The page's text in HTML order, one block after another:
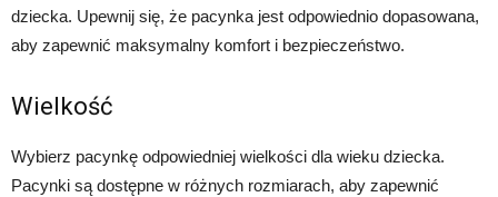
dziecka. Upewnij się, że pacynka jest odpowiednio dopasowana,
aby zapewnić maksymalny komfort i bezpieczeństwo.
Wielkość
Wybierz pacynkę odpowiedniej wielkości dla wieku dziecka.
Pacynki są dostępne w różnych rozmiarach, aby zapewnić